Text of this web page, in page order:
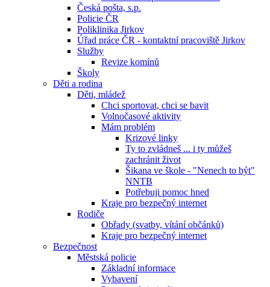
Česká pošta, s.p.
Policie ČR
Poliklinika Jirkov
Úřad práce ČR - kontaktní pracoviště Jirkov
Služby
Revize komínů
Školy
Děti a rodina
Děti, mládež
Chci sportovat, chci se bavit
Volnočasové aktivity
Mám problém
Krizové linky
Ty to zvládneš ... i ty můžeš
zachránit život
Šikana ve škole - "Nenech to být"
NNTB
Potřebuji pomoc hned
Kraje pro bezpečný internet
Rodiče
Obřady (svatby, vítání občánků)
Kraje pro bezpečný internet
Bezpečnost
Městská policie
Základní informace
Vybavení